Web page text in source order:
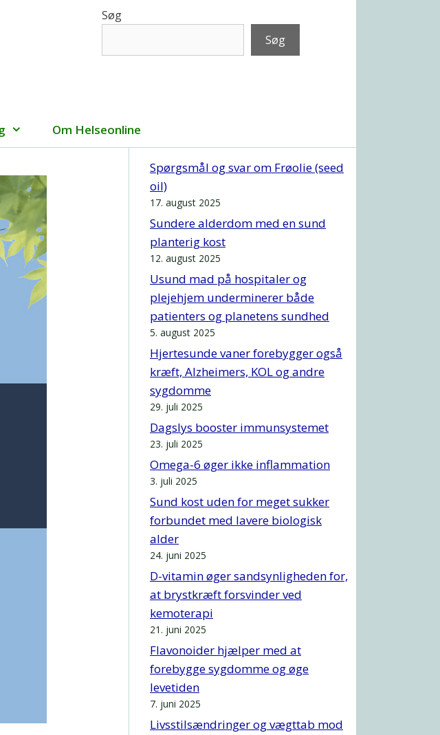
Søg
Søg
Om Helseonline
Spørgsmål og svar om Frøolie (seed
oil)
17. august 2025
Sundere alderdom med en sund
planterig kost
12. august 2025
Usund mad på hospitaler og
plejehjem underminerer både
patienters og planetens sundhed
5. august 2025
Hjertesunde vaner forebygger også
kræft, Alzheimers, KOL og andre
sygdomme
29. juli 2025
Dagslys booster immunsystemet
23. juli 2025
Omega-6 øger ikke inflammation
3. juli 2025
Sund kost uden for meget sukker
forbundet med lavere biologisk
alder
24. juni 2025
D-vitamin øger sandsynligheden for,
at brystkræft forsvinder ved
kemoterapi
21. juni 2025
Flavonoider hjælper med at
forebygge sygdomme og øge
levetiden
7. juni 2025
Livsstilsændringer og vægttab mod